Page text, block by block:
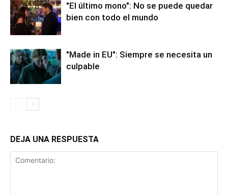
"El último mono": No se puede quedar
bien con todo el mundo
"Made in EU": Siempre se necesita un
culpable
DEJA UNA RESPUESTA